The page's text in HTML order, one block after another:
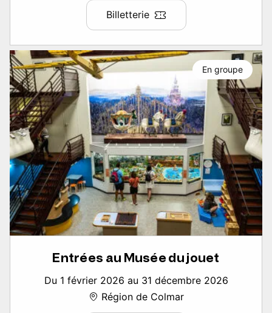
Billetterie
Entrées au Musée du jouet
Du 1 février 2026 au 31 décembre 2026
Région de Colmar
En groupe